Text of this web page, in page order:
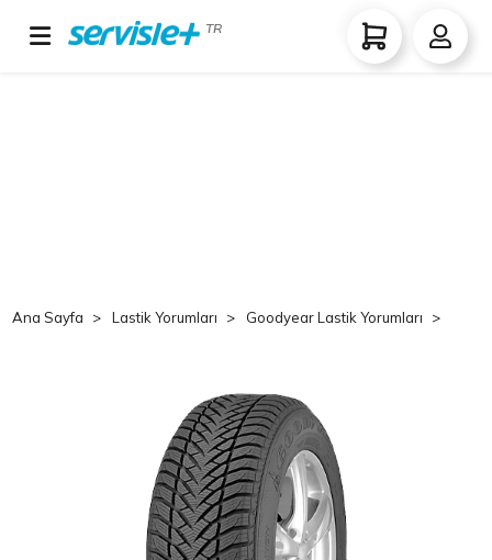
TR
Ana Sayfa Lastik Yorumları Goodyear Lastik Yorumları